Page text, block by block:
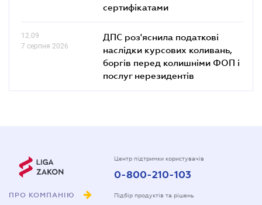
сертифікатами
12.09
7 серпня 2026
ДПС роз'яснила податкові
наслідки курсових коливань,
боргів перед колишніми ФОП і
послуг нерезидентів
ПРО КОМПАНІЮ
Центр підтримки користувачів
0-800-210-103
Підбір продуктів та рішень